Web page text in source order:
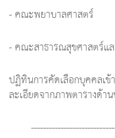
- คณะพยาบาลศาสตร์
- คณะสาธารณสุขศาสตร์แ
ปฏิทินการคัดเลือกบุคคลเ
ละเอียดจากภาพตารางด้า